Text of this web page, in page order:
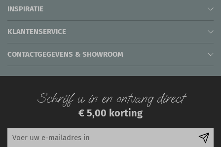
INSPIRATIE
KLANTENSERVICE
CONTACTGEGEVENS & SHOWROOM
Schrijf u in en ontvang direct
€ 5,00 korting